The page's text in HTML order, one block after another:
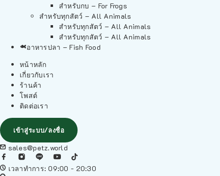
สำหรับกบ – For Frogs
สำหรับทุกสัตว์ – All Animals
สำหรับทุกสัตว์ – All Animals
สำหรับทุกสัตว์ – All Animals
อาหารปลา – Fish Food
หน้าหลัก
เกี่ยวกับเรา
ร้านค้า
โพสต์
ติดต่อเรา
เข้าสู่ระบบ/ลงชื่อ
sales@petz.world
เวลาทำการ: 09:00 - 20:30